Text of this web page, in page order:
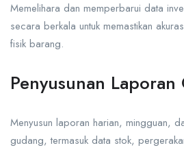
Memelihara dan memperbarui data
secara berkala untuk memastikan
fisik barang.
Penyusunan
Menyusun laporan harian, mingguan,
gudang, termasuk data stok,